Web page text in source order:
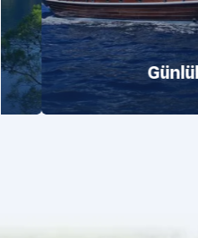
Günlük